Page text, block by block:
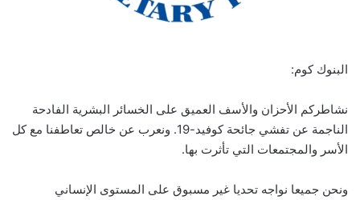
البنوك كوم:
نشاطركم الأحزان والأسف العميق على الخسائر البشرية الفادحة
الناجمة عن تفشي جائحة كوفيد-19. ونعرب عن خالص تعاطفنا مع كل
الأسر والمجتمعات التي تأثرت بها.
ونحن جميعا نواجه تحديا غير مسبوق على المستوى الإنساني